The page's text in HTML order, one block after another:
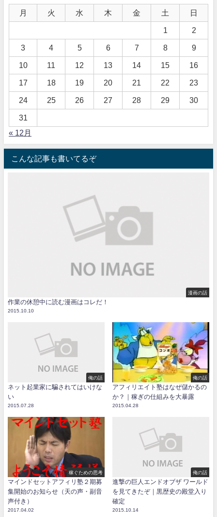
月 火 水 木 金 土 日
1 2
3 4 5 6 7 8 9
10 11 12 13 14 15 16
17 18 19 20 21 22 23
24 25 26 27 28 29 30
31
« 12月
こんな記事も書いてるぞ
漫画の話
作業の休憩中に読む漫画はコレだ！
2015.10.10
俺の話
ネット起業家に騙されてはいけな
い
2015.07.28
俺の話
アフィリエイト塾はなぜ儲かるの
か？｜稼ぎの仕組みを大暴露
2015.04.28
稼ぐための思考
マインドセットアフィリ塾２期募
集開始のお知らせ（天の声・副音
声付き）
2017.04.02
俺の話
進撃の巨人エンドオブザ ワールド
を見てきたぞ｜黒歴史の殿堂入り
確定
2015.10.14